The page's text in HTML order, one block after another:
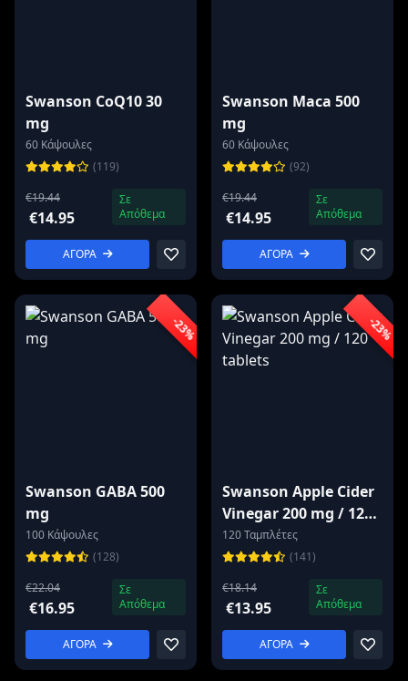
Swanson CoQ10 30
mg
60 Κάψουλες
(119)
€19.44
€14.95
Σε
Απόθεμα
ΑΓΟΡΑ
Swanson Maca 500
mg
60 Κάψουλες
(92)
€19.44
€14.95
Σε
Απόθεμα
ΑΓΟΡΑ
-23%
Swanson GABA 500
mg
100 Κάψουλες
(128)
€22.04
€16.95
Σε
Απόθεμα
ΑΓΟΡΑ
-23%
Swanson Apple Cider
Vinegar 200 mg / 120
tablets
120 Ταμπλέτες
(141)
€18.14
€13.95
Σε
Απόθεμα
ΑΓΟΡΑ